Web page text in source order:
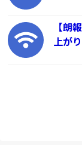
【朗
上が